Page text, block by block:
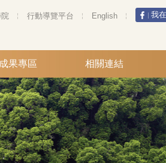
行動導覽平台 English 我
成果專區 相關連結